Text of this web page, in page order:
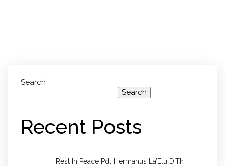
Search
Search
Recent Posts
Rest In Peace Pdt Hermanus La’Elu D.Th